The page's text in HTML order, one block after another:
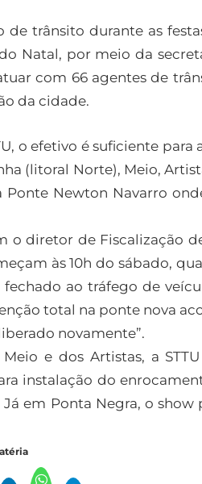
de trânsito durante as
Natal, por meio da
com 66 agentes de
da cidade.
o efetivo é suficiente
(litoral Norte), Meio,
Ponte Newton Navarro
o diretor de Fiscalização
às 10h do sábado,
fechado ao tráfego de
total na ponte nova
novamente”.
Meio e dos Artistas, a
instalação do
Já em Ponta Negra, o